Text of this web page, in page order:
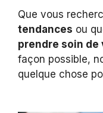
Que vous
tendances ou
prendre soin de
façon possible,
quelque chose